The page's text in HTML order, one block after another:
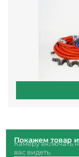
Покажем товар
Камеру включать
вас видеть.